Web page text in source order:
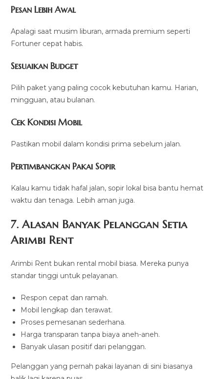
Pesan Lebih Awal
Apalagi saat musim liburan, armada premium seperti
Fortuner cepat habis.
Sesuaikan Budget
Pilih paket yang paling cocok kebutuhan kamu. Harian,
mingguan, atau bulanan.
Cek Kondisi Mobil
Pastikan mobil dalam kondisi prima sebelum jalan.
Pertimbangkan Pakai Sopir
Kalau kamu tidak hafal jalan, sopir lokal bisa bantu hemat
waktu dan tenaga. Lebih aman juga.
7. Alasan Banyak Pelanggan Setia
Arimbi Rent
Arimbi Rent bukan rental mobil biasa. Mereka punya
standar tinggi untuk pelayanan.
Respon cepat dan ramah.
Mobil lengkap dan terawat.
Proses pemesanan sederhana.
Harga transparan tanpa biaya aneh-aneh.
Banyak ulasan positif dari pelanggan.
Pelanggan yang pernah pakai layanan di sini biasanya